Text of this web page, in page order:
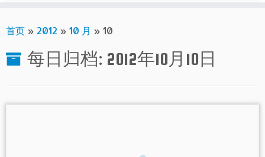
首页 » 2012 » 10 月 » 10
每日归档: 2012年10月10日